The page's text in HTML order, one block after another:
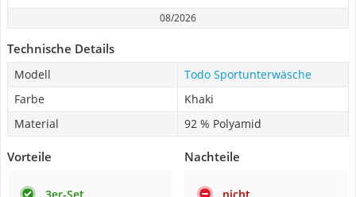
08/2026
Technische Details
Modell
Todo Sportunterwäsche
Farbe
Khaki
Material
92 % Polyamid
Vorteile Nachteile